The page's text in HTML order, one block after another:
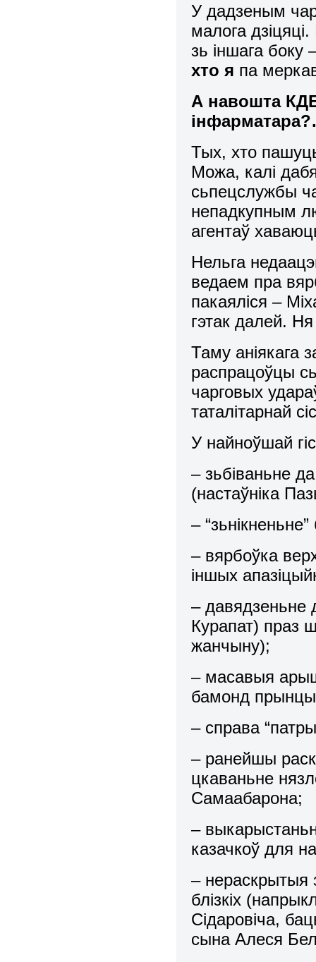
У дадзеным
малога
зь іншага
хто я па
А навошта
інфарматара?
Тых, хто
Можа, калі
сьпецслужбы
непадкупным
агентаў
Нельга
ведаем пра
пакаяліся –
гэтак далей.
Таму аніякага
распрацоўцы
чарговых
таталітарнай
У найноўшай
– зьбіваньне
(настаўніка
–
– вярбоўка
іншых
– давядзеньне
Курапат) праз
жанчыну);
– масавыя
бамонд
– справа
– ранейшы
цкаваньне
Самаабарона;
–
казачкоў для
– нераскрытыя
блізкіх
Сідаровіча,
сына Алеся